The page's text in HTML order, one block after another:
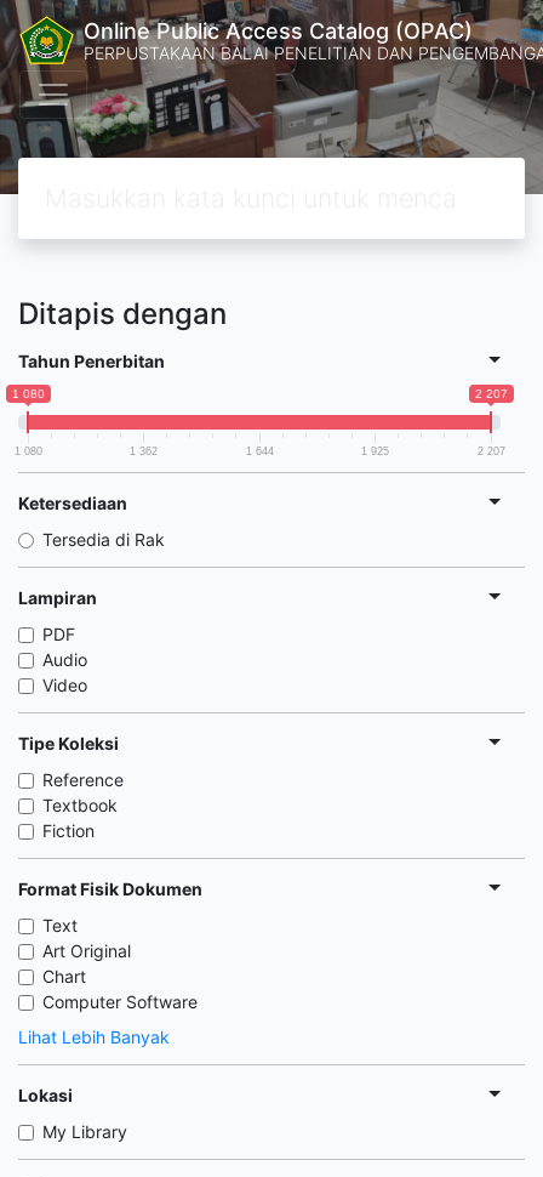
Online Public Access Catalog (OPAC)
PERPUSTAKAAN BALAI PENELITIAN DAN
Ditapis dengan
Tahun Penerbitan
1 080 2 207
1 080 1 362 1 644 1 925 2 207
Ketersediaan
Tersedia di Rak
Lampiran
PDF
Audio
Video
Tipe Koleksi
Reference
Textbook
Fiction
Format Fisik Dokumen
Text
Art Original
Chart
Computer Software
Lihat Lebih Banyak
Lokasi
My Library